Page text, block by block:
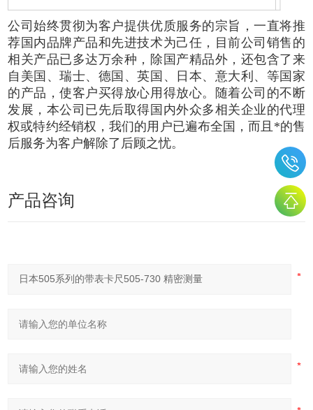
公司始终贯彻为客户提供优质服务的宗旨，一直将推
荐国内品牌产品和先进技术为己任，目前公司销售的
相关产品已多达万余种，除国产精品外，还包含了来
自美国、瑞士、德国、英国、日本、意大利、等国家
的产品，使客户买得放心用得放心。随着公司的不断
发展，本公司已先后取得国内外众多相关企业的代理
权或特约经销权，我们的用户已遍布全国，而且*的售
后服务为客户解除了后顾之忧。
产品咨询